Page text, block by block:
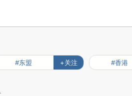
#东盟 +关注 #香港